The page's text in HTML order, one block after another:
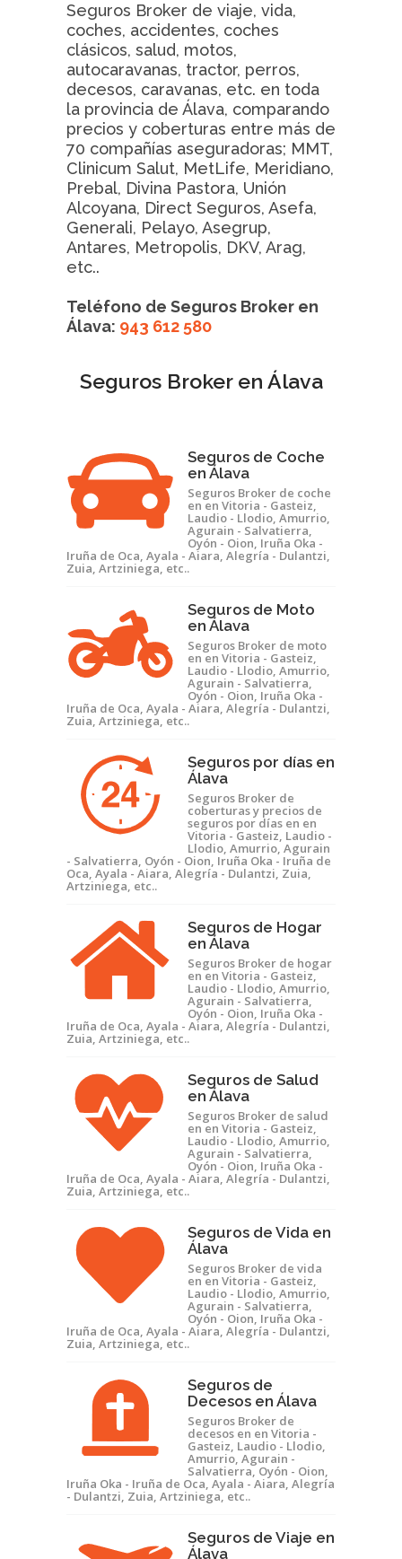
Seguros Broker de viaje, vida,
coches, accidentes, coches
clásicos, salud, motos,
autocaravanas, tractor, perros,
decesos, caravanas, etc. en toda
la provincia de Álava, comparando
precios y coberturas entre más de
70 compañías aseguradoras; MMT,
Clinicum Salut, MetLife, Meridiano,
Prebal, Divina Pastora, Unión
Alcoyana, Direct Seguros, Asefa,
Generali, Pelayo, Asegrup,
Antares, Metropolis, DKV, Arag,
etc..
Teléfono de Seguros Broker en
Álava: 943 612 580
Seguros Broker en Álava
Seguros de Coche
en Álava
Seguros Broker de coche
en en Vitoria - Gasteiz,
Laudio - Llodio, Amurrio,
Agurain - Salvatierra,
Oyón - Oion, Iruña Oka -
Iruña de Oca, Ayala - Aiara, Alegría - Dulantzi,
Zuia, Artziniega, etc..
Seguros de Moto
en Álava
Seguros Broker de moto
en en Vitoria - Gasteiz,
Laudio - Llodio, Amurrio,
Agurain - Salvatierra,
Oyón - Oion, Iruña Oka -
Iruña de Oca, Ayala - Aiara, Alegría - Dulantzi,
Zuia, Artziniega, etc..
Seguros por días en
Álava
Seguros Broker de
coberturas y precios de
seguros por días en en
Vitoria - Gasteiz, Laudio -
Llodio, Amurrio, Agurain
- Salvatierra, Oyón - Oion, Iruña Oka - Iruña de
Oca, Ayala - Aiara, Alegría - Dulantzi, Zuia,
Artziniega, etc..
Seguros de Hogar
en Álava
Seguros Broker de hogar
en en Vitoria - Gasteiz,
Laudio - Llodio, Amurrio,
Agurain - Salvatierra,
Oyón - Oion, Iruña Oka -
Iruña de Oca, Ayala - Aiara, Alegría - Dulantzi,
Zuia, Artziniega, etc..
Seguros de Salud
en Álava
Seguros Broker de salud
en en Vitoria - Gasteiz,
Laudio - Llodio, Amurrio,
Agurain - Salvatierra,
Oyón - Oion, Iruña Oka -
Iruña de Oca, Ayala - Aiara, Alegría - Dulantzi,
Zuia, Artziniega, etc..
Seguros de Vida en
Álava
Seguros Broker de vida
en en Vitoria - Gasteiz,
Laudio - Llodio, Amurrio,
Agurain - Salvatierra,
Oyón - Oion, Iruña Oka -
Iruña de Oca, Ayala - Aiara, Alegría - Dulantzi,
Zuia, Artziniega, etc..
Seguros de
Decesos en Álava
Seguros Broker de
decesos en en Vitoria -
Gasteiz, Laudio - Llodio,
Amurrio, Agurain -
Salvatierra, Oyón - Oion,
Iruña Oka - Iruña de Oca, Ayala - Aiara, Alegría
- Dulantzi, Zuia, Artziniega, etc..
Seguros de Viaje en
Álava